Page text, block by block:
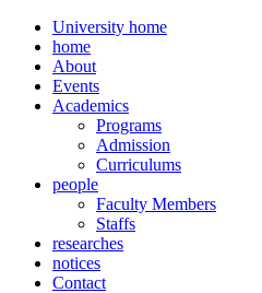
University home
home
About
Events
Academics
Programs
Admission
Curriculums
people
Faculty Members
Staffs
researches
notices
Contact